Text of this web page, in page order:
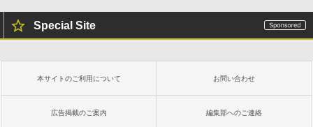
Special Site
本サイトのご利用について お問い合わせ
広告掲載のご案内 編集部へのご連絡